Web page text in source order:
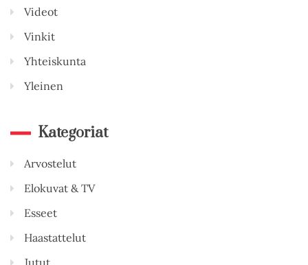
Videot
Vinkit
Yhteiskunta
Yleinen
Kategoriat
Arvostelut
Elokuvat & TV
Esseet
Haastattelut
Jutut